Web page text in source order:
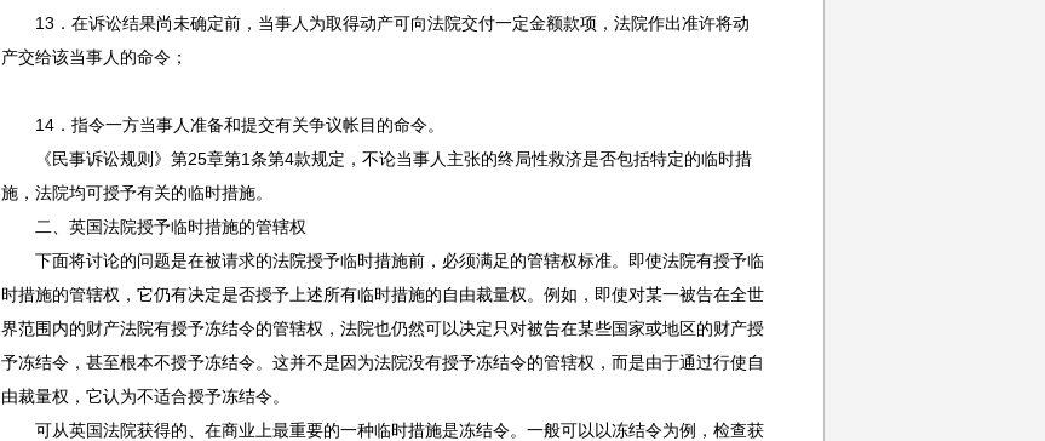
13．在诉讼结果尚未确定前，当事人为取得动产可向法院交付一定金额款项，法院作出准许将动
产交给该当事人的命令；
14．指令一方当事人准备和提交有关争议帐目的命令。
《民事诉讼规则》第25章第1条第4款规定，不论当事人主张的终局性救济是否包括特定的临时措
施，法院均可授予有关的临时措施。
二、英国法院授予临时措施的管辖权
下面将讨论的问题是在被请求的法院授予临时措施前，必须满足的管辖权标准。即使法院有授予临
时措施的管辖权，它仍有决定是否授予上述所有临时措施的自由裁量权。例如，即使对某一被告在全世
界范围内的财产法院有授予冻结令的管辖权，法院也仍然可以决定只对被告在某些国家或地区的财产授
予冻结令，甚至根本不授予冻结令。这并不是因为法院没有授予冻结令的管辖权，而是由于通过行使自
由裁量权，它认为不适合授予冻结令。
可从英国法院获得的、在商业上最重要的一种临时措施是冻结令。一般可以以冻结令为例，检查获